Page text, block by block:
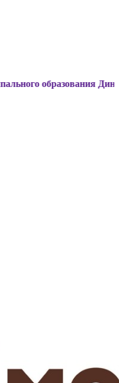
Динской район